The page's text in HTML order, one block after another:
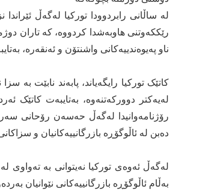
لە ساڵانی رابردوودا تورکیا لەگەڵ
رێککەوتنی هاوبەشدا کردووە، کە تاران
ناو پەیوەندییەکانی واشنتۆن و ئەنقەرە،
لەیەکتر دوورکەتنەوە، بەتایبەت کاتێک
دەبن لە ئاڵوگۆڕە بازرگانییەکانیان و
لەگەڵ ئەوەی تورکیا نەیتوانی بە تەواوی
بەڵام ئاڵوگۆڕە بازرگانییەکانی نێوانیان